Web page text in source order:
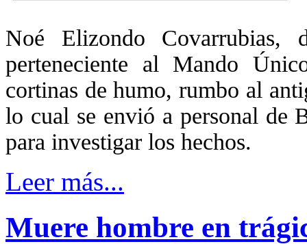
Noé Elizondo Covarrubias,
perteneciente al Mando
cortinas de humo, rumbo al
lo cual se envió a personal de
para investigar los hechos.
Leer más...
Muere hombre en